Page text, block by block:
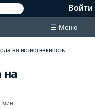
Войти
☰ Меню
на естественность
на
мин